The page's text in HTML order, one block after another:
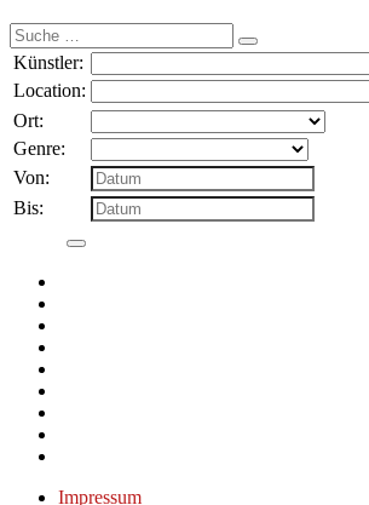
Suche
nach:
Künstler:
Location:
Ort:
Genre:
Von:
Bis:
Impressum